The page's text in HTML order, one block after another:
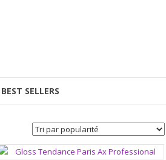
BEST SELLERS